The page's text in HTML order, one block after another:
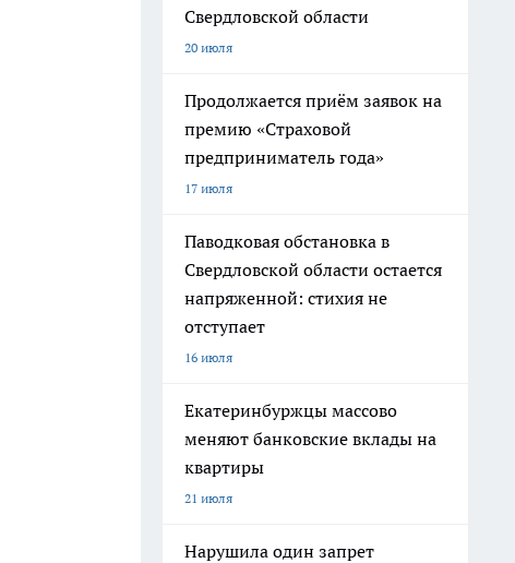
Свердловской области
20 июля
Продолжается приём заявок на
премию «Страховой
предприниматель года»
17 июля
Паводковая обстановка в
Свердловской области остается
напряженной: стихия не
отступает
16 июля
Екатеринбуржцы массово
меняют банковские вклады на
квартиры
21 июля
Нарушила один запрет